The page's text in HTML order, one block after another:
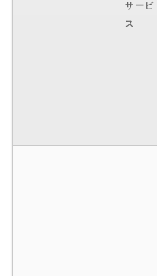
サービ
ス